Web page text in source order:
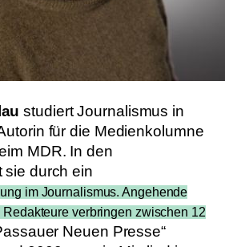
studiert Journalismus in
für die Medienkolumne
MDR. In den
sie durch ein
im Journalismus. Angehende
verbringen zwischen 12
Neuen Presse“